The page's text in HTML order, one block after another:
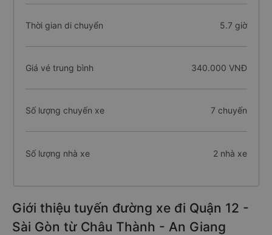
Thời gian di chuyển 5.7 giờ
Giá vé trung bình 340.000 VNĐ
Số lượng chuyến xe 7 chuyến
Số lượng nhà xe 2 nhà xe
Giới thiệu tuyến đường xe đi Quận 12 -
Sài Gòn từ Châu Thành - An Giang